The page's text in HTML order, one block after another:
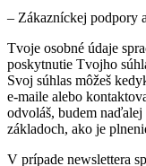
– Zákazníckej podpory
Tvoje osobné údaje
poskytnutie Tvojho
Svoj súhlas môžeš
e-maile alebo
odvoláš, budem
základoch, ako je
V prípade newslettera